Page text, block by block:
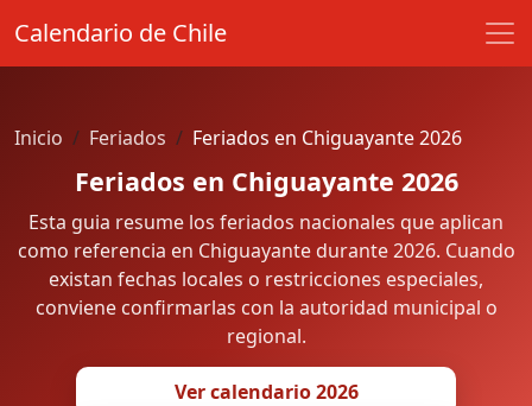
Calendario de Chile
Inicio Feriados Feriados en Chiguayante 2026
Feriados en Chiguayante 2026
Esta guia resume los feriados nacionales que aplican
como referencia en Chiguayante durante 2026. Cuando
existan fechas locales o restricciones especiales,
conviene confirmarlas con la autoridad municipal o
regional.
Ver calendario 2026